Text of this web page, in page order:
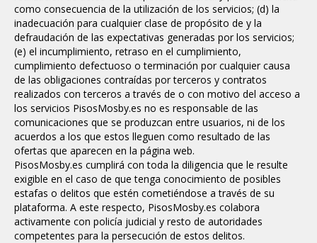
como consecuencia de la utilización de los servicios; (d) la
inadecuación para cualquier clase de propósito de y la
defraudación de las expectativas generadas por los servicios;
(e) el incumplimiento, retraso en el cumplimiento,
cumplimiento defectuoso o terminación por cualquier causa
de las obligaciones contraídas por terceros y contratos
realizados con terceros a través de o con motivo del acceso a
los servicios PisosMosby.es no es responsable de las
comunicaciones que se produzcan entre usuarios, ni de los
acuerdos a los que estos lleguen como resultado de las
ofertas que aparecen en la página web.
PisosMosby.es cumplirá con toda la diligencia que le resulte
exigible en el caso de que tenga conocimiento de posibles
estafas o delitos que estén cometiéndose a través de su
plataforma. A este respecto, PisosMosby.es colabora
activamente con policía judicial y resto de autoridades
competentes para la persecución de estos delitos.